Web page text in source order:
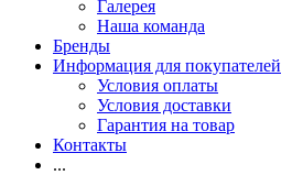
Галерея
Наша команда
Бренды
Информация для покупателей
Условия оплаты
Условия доставки
Гарантия на товар
Контакты
...